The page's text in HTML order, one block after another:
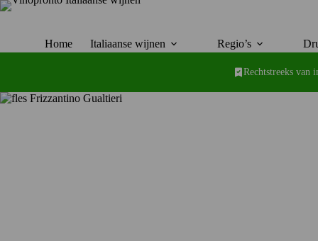
Ga
Home Italiaanse wijnen Regio’s
Rechtstreeks van